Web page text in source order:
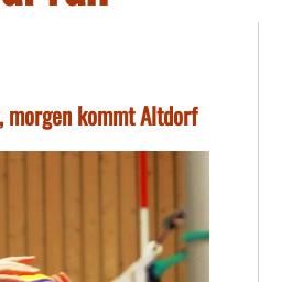
morgen kommt Altdorf